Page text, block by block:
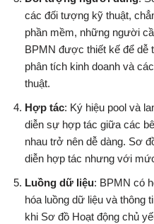
các đối tượng kỹ thuật,
phần mềm, những người
BPMN được thiết kế để dễ
phân tích kinh doanh và
thuật.
Hợp tác: Ký hiệu pool và
diễn sự hợp tác giữa các
nhau trở nên dễ dàng. Sơ
diễn hợp tác nhưng với
Luồng dữ liệu: BPMN có
hóa luồng dữ liệu và thông
khi Sơ đồ Hoạt động chủ